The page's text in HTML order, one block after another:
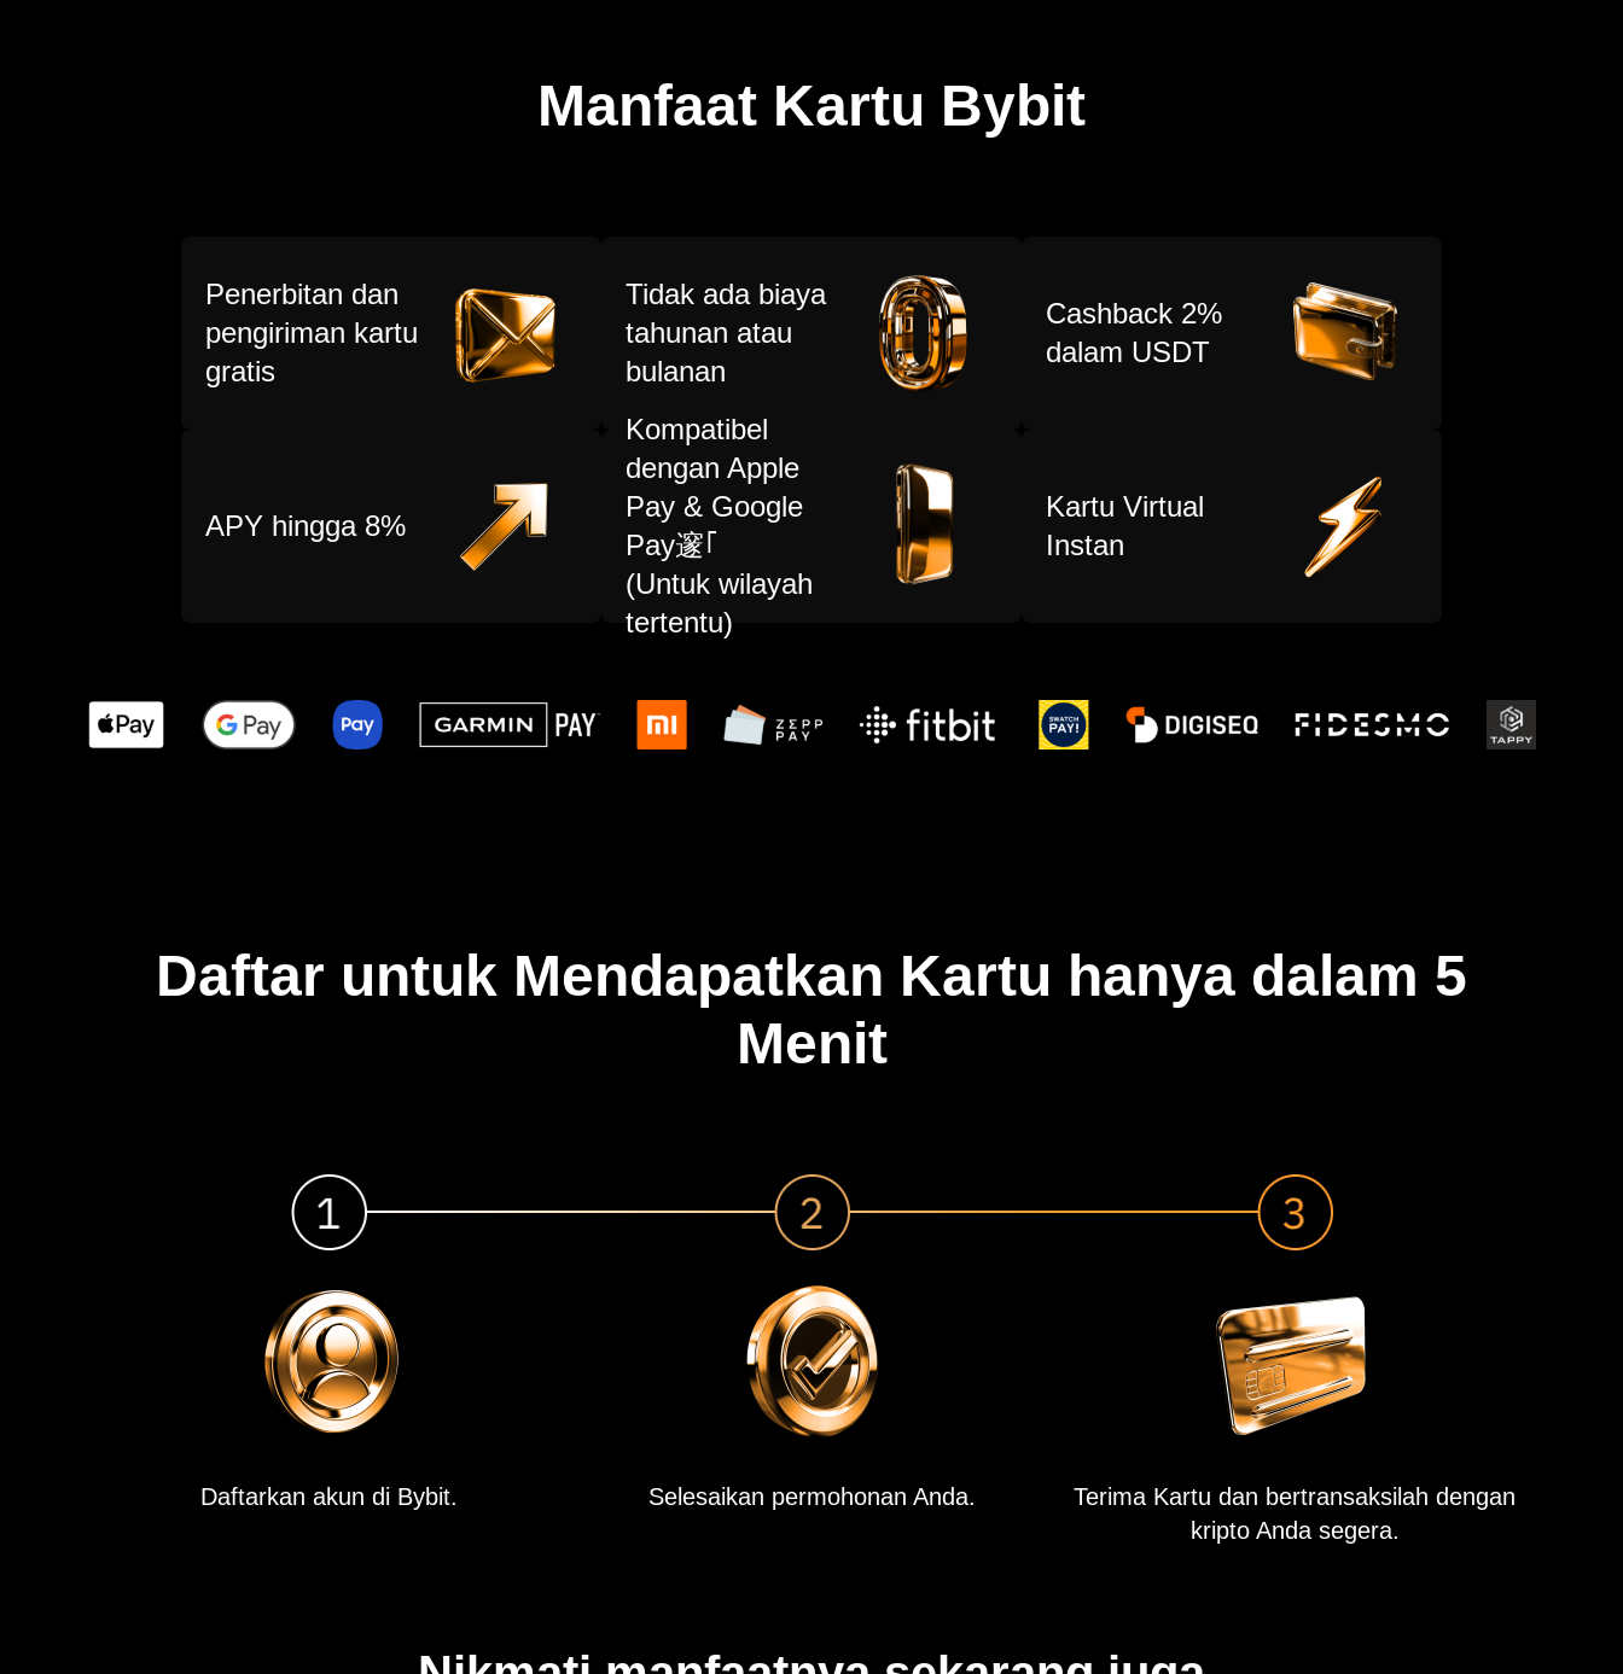
Manfaat Kartu Bybit
Penerbitan dan
pengiriman kartu
gratis
Tidak ada biaya
tahunan atau
bulanan
Cashback 2%
dalam USDT
APY hingga 8%
Kompatibel
dengan Apple
Pay & Google
Pay邃｢
(Untuk wilayah
tertentu)
Kartu Virtual
Instan
Daftar untuk Mendapatkan Kartu hanya dalam 5
Menit
Daftarkan akun di Bybit. Selesaikan permohonan Anda.
Terima Kartu dan bertransaksilah dengan
kripto Anda segera.